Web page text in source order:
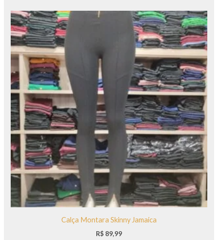
Calça Montara Skinny Jamaica
R$ 89,99